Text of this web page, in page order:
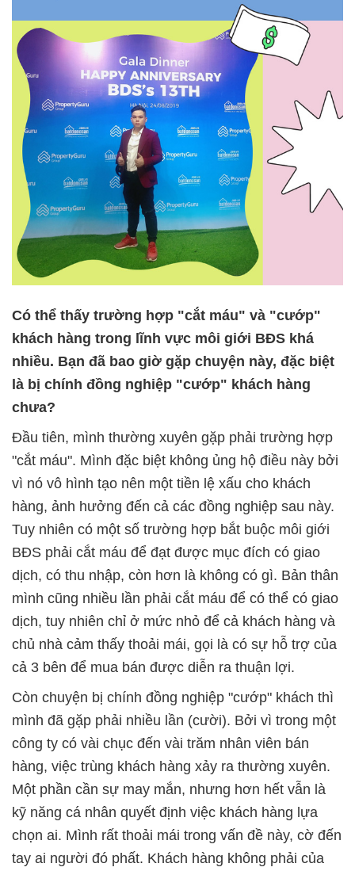
Có thể thấy trường hợp "cắt máu" và "cướp"
khách hàng trong lĩnh vực môi giới BĐS khá
nhiều. Bạn đã bao giờ gặp chuyện này, đặc biệt
là bị chính đồng nghiệp "cướp" khách hàng
chưa?
Đầu tiên, mình thường xuyên gặp phải trường hợp
"cắt máu". Mình đặc biệt không ủng hộ điều này bởi
vì nó vô hình tạo nên một tiền lệ xấu cho khách
hàng, ảnh hưởng đến cả các đồng nghiệp sau này.
Tuy nhiên có một số trường hợp bắt buộc môi giới
BĐS phải cắt máu để đạt được mục đích có giao
dịch, có thu nhập, còn hơn là không có gì. Bản thân
mình cũng nhiều lần phải cắt máu để có thể có giao
dịch, tuy nhiên chỉ ở mức nhỏ để cả khách hàng và
chủ nhà cảm thấy thoải mái, gọi là có sự hỗ trợ của
cả 3 bên để mua bán được diễn ra thuận lợi.
Còn chuyện bị chính đồng nghiệp "cướp" khách thì
mình đã gặp phải nhiều lần (cười). Bởi vì trong một
công ty có vài chục đến vài trăm nhân viên bán
hàng, việc trùng khách hàng xảy ra thường xuyên.
Một phần cần sự may mắn, nhưng hơn hết vẫn là
kỹ năng cá nhân quyết định việc khách hàng lựa
chọn ai. Mình rất thoải mái trong vấn đề này, cờ đến
tay ai người đó phất. Khách hàng không phải của